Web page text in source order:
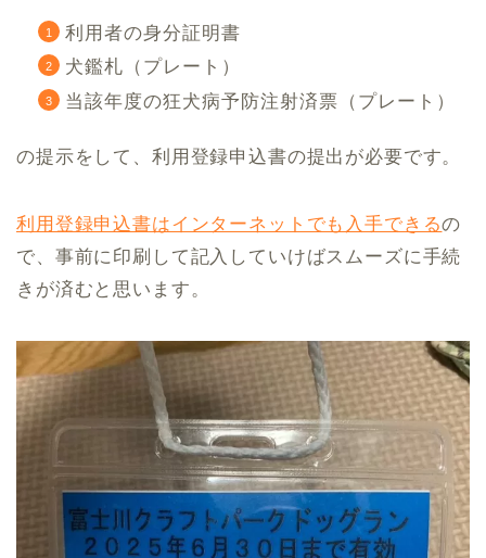
利用者の身分証明書
犬鑑札（プレート）
当該年度の狂犬病予防注射済票（プレート）
の提示をして、利用登録申込書の提出が必要です。
利用登録申込書はインターネットでも入手できるの
で、事前に印刷して記入していけばスムーズに手続
きが済むと思います。